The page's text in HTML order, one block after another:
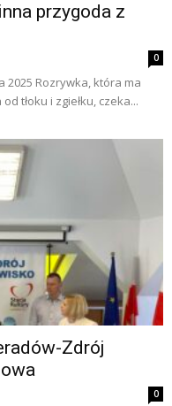
przygoda z
0
2025 Rozrywka, która ma
tłoku i zgiełku, czeka...
Zdrój
0